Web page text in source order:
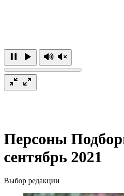
Персоны
сентябрь 2021
Выбор редакции